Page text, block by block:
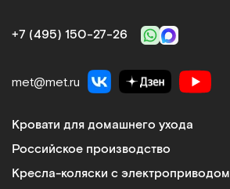
+7 (495) 150‑27‑26
met@met.ru
Кровати для домашнего ухода
Российское производство
Кресла-коляски с электроприводом